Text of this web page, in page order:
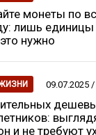
монеты по
лишь единицы
нужно
09.07.2025
и не требуют